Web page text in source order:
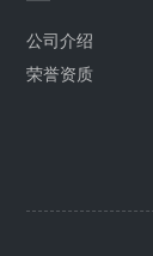
公司介绍
荣誉资质